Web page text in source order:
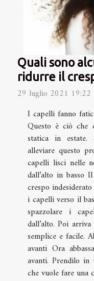
Quali sono
ridurre il
29 luglio 2021 19:22
I capelli fanno
Questo è ciò che
statica in estate.
alleviare questo
capelli lisci nelle
dall’alto in basso
crespo
i capelli verso il
spazzolare i
dall’alto. Poi
semplice e facile.
avanti Ora
avanti. Prendilo in
che vuole fare una